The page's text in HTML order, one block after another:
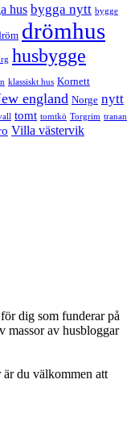
hus bygga nytt bygge
drömhus
husbygge
klassiskt hus Kornett
england Norge nytt
tomt tomtkö Torgrim tranan
Villa västervik
dig som funderar på
massor av husbloggar
du välkommen att